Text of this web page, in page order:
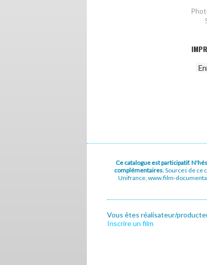
Ce catalogue est participatif.
complémentaires.Sources de ce
Unifrance, www.film-
Vous êtes réalisateur/
Inscrire un film